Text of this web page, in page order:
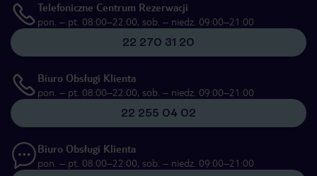
Telefoniczne Centrum Rezerwacji
pon. – pt. 08:00–22:00, sob. – niedz. 09:00–21:00
22 270 31 20
Biuro Obsługi Klienta
pon. – pt. 08:00–22:00, sob. – niedz. 09:00–21:00
22 255 04 02
Biuro Obsługi Klienta
pon. – pt. 08:00–22:00, sob. – niedz. 09:00–21:00